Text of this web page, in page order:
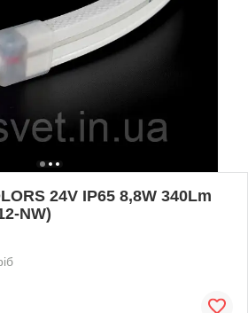
24V IP65 8,8W 340Lm
NW)